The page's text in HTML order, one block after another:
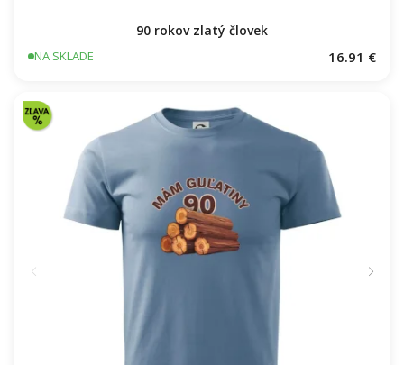
90 rokov zlatý človek
NA SKLADE 16.91 €